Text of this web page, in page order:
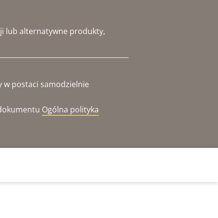
lub alternatywne produkty,
w postaci samodzielnie
Ogólna polityka